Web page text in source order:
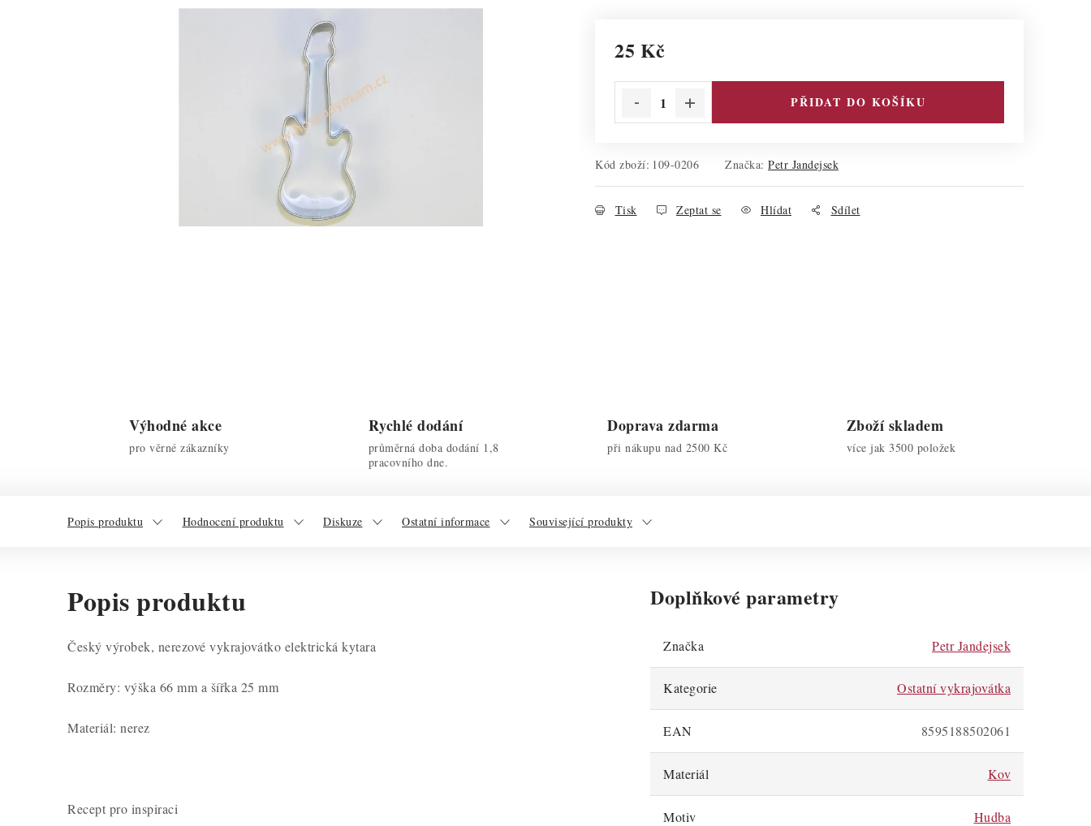
25 Kč
PŘIDAT DO KOŠÍKU
Kód zboží: 109-0206 Značka: Petr Jandejsek
Tisk Zeptat se Hlídat Sdílet
Výhodné akce
pro věrné zákazníky
Rychlé dodání
průměrná doba dodání 1,8
pracovního dne.
Doprava zdarma
při nákupu nad 2500 Kč
Zboží skladem
více jak 3500 položek
Popis produktu Hodnocení produktu Diskuze Ostatní informace Související produkty
Popis produktu
Český výrobek, nerezové vykrajovátko elektrická kytara
Rozměry: výška 66 mm a šířka 25 mm
Materiál: nerez
Recept pro inspiraci
Doplňkové parametry
Značka Petr Jandejsek
Kategorie Ostatní vykrajovátka
EAN 8595188502061
Materiál Kov
Motiv Hudba